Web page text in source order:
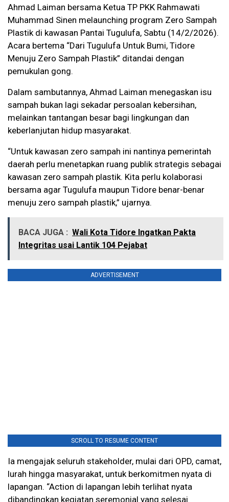
Ahmad Laiman bersama Ketua TP PKK Rahmawati
Muhammad Sinen melaunching program Zero Sampah
Plastik di kawasan Pantai Tugulufa, Sabtu (14/2/2026).
Acara bertema “Dari Tugulufa Untuk Bumi, Tidore
Menuju Zero Sampah Plastik” ditandai dengan
pemukulan gong.
Dalam sambutannya, Ahmad Laiman menegaskan isu
sampah bukan lagi sekadar persoalan kebersihan,
melainkan tantangan besar bagi lingkungan dan
keberlanjutan hidup masyarakat.
“Untuk kawasan zero sampah ini nantinya pemerintah
daerah perlu menetapkan ruang publik strategis sebagai
kawasan zero sampah plastik. Kita perlu kolaborasi
bersama agar Tugulufa maupun Tidore benar-benar
menuju zero sampah plastik,” ujarnya.
BACA JUGA : Wali Kota Tidore Ingatkan Pakta
Integritas usai Lantik 104 Pejabat
ADVERTISEMENT
SCROLL TO RESUME CONTENT
Ia mengajak seluruh stakeholder, mulai dari OPD, camat,
lurah hingga masyarakat, untuk berkomitmen nyata di
lapangan. “Action di lapangan lebih terlihat nyata
dibandingkan kegiatan seremonial yang selesai